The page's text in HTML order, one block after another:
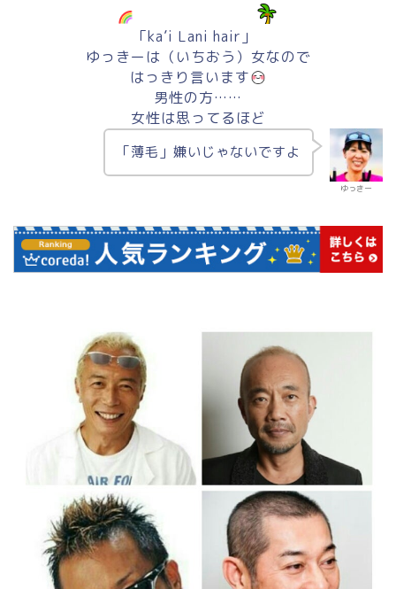
「ka’i Lani hair」
ゆっきーは（いちおう）女なので
はっきり言います
男性の方……
女性は思ってるほど
ゆっきー
「薄毛」嫌いじゃないですよ